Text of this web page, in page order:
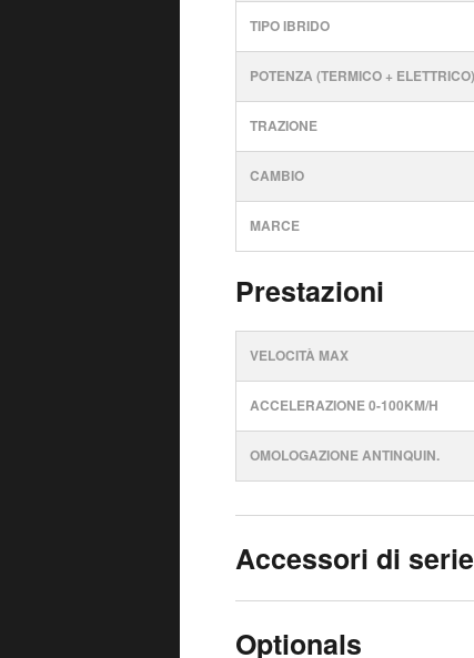
TIPO IBRIDO
POTENZA (TERMICO + ELETTRICO)
TRAZIONE
CAMBIO
MARCE
Prestazioni
VELOCITÀ MAX
ACCELERAZIONE 0-100KM/H
OMOLOGAZIONE ANTINQUIN.
Accessori di serie
Optionals